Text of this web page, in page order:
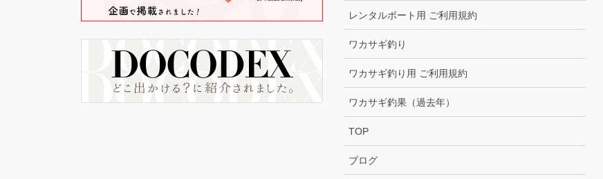
レンタルボート用 ご利用規約
ワカサギ釣り
ワカサギ釣り用 ご利用規約
ワカサギ釣果（過去年）
TOP
ブログ